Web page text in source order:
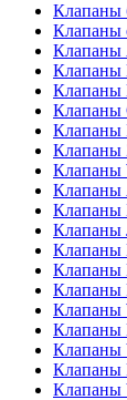
Клапаны
Клапаны
Клапаны
Клапаны
Клапаны
Клапаны
Клапаны
Клапаны
Клапаны
Клапаны
Клапаны
Клапаны
Клапаны
Клапаны
Клапаны
Клапаны
Клапаны
Клапаны
Клапаны